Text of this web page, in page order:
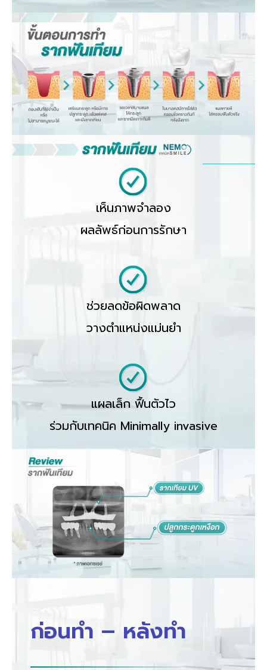
เห็นภาพจำลอง
ผลลัพธ์ก่อนการรักษา
ช่วยลดข้อผิดพลาด
วางตำแหน่งแม่นยำ
แผลเล็ก ฟื้นตัวไว
ร่วมกับเทคนิค Minimally invasive
ก่อนทำ – หลังทำ